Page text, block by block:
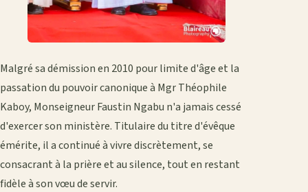
Malgré sa démission en 2010 pour limite d'âge et la
passation du pouvoir canonique à Mgr Théophile
Kaboy, Monseigneur Faustin Ngabu n'a jamais cessé
d'exercer son ministère. Titulaire du titre d'évêque
émérite, il a continué à vivre discrètement, se
consacrant à la prière et au silence, tout en restant
fidèle à son vœu de servir.